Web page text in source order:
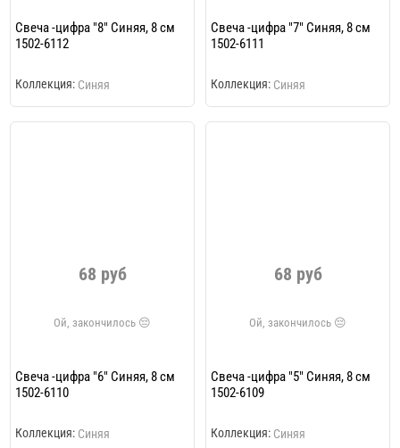
Свеча -цифра "8" Синяя, 8 см
1502-6112
Коллекция: Синяя
Свеча -цифра "7" Синяя, 8 см
1502-6111
Коллекция: Синяя
68 руб
Свеча -цифра "6" Синяя, 8 см
1502-6110
Коллекция: Синяя
68 руб
Свеча -цифра "5" Синяя, 8 см
1502-6109
Коллекция: Синяя